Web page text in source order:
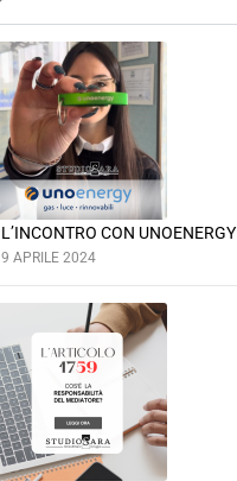
L’INCONTRO CON UNOENERGY
9 APRILE 2024